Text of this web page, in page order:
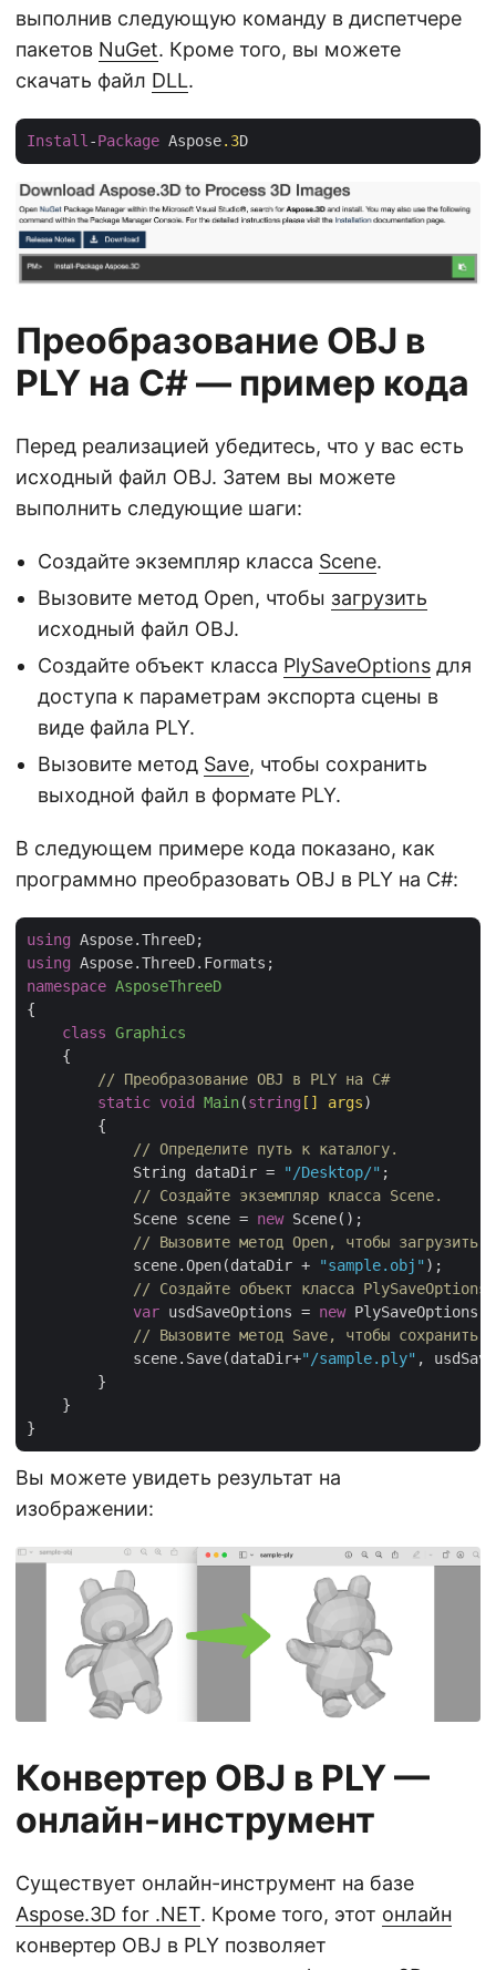
выполнив следующую команду в диспетчере
пакетов NuGet. Кроме того, вы можете
скачать файл DLL.
Install -Package Aspose.3
Преобразование OBJ в
PLY на C# — пример кода
Перед реализацией убедитесь, что у вас есть
исходный файл OBJ. Затем вы можете
выполнить следующие шаги:
Создайте экземпляр класса Scene.
Вызовите метод Open, чтобы загрузить
исходный файл OBJ.
Создайте объект класса PlySaveOptions для
доступа к параметрам экспорта сцены в
виде файла PLY.
Вызовите метод Save, чтобы сохранить
выходной файл в формате PLY.
В следующем примере кода показано, как
программно преобразовать OBJ в PLY на C#:
using
using
namespace AsposeThreeD
{
class Graphics
    {
// Преобразование OBJ в PLY на C#
static void Main(string [] args)
        {
// Определите путь к каталогу.
            String dataDir =
"/Desktop/" ;
// Создайте экземпляр класса Scene.
            Scene scene =
new Scene();
// Вызовите метод Open, чтобы загрузить
            scene.Open(dataDir +
"sample.obj" );
// Создайте объект класса
var usdSaveOptions = new
// Вызовите метод Save, чтобы сохранить
            scene.Save(dataDir+
"/sample.ply" ,
        }
    }
Вы можете увидеть результат на
изображении:
Конвертер OBJ в PLY —
онлайн-инструмент
Существует онлайн-инструмент на базе
Aspose.3D for .NET. Кроме того, этот онлайн
конвертер OBJ в PLY позволяет